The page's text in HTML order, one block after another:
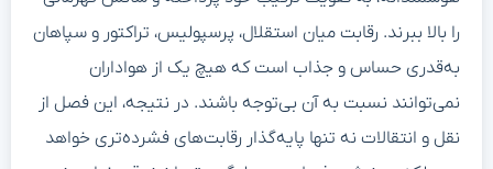
را بالا ببرند. رقابت میان استقلال، پرسپولیس، تراکتور و سپاهان
به‌قدری حساس و جذاب است که هیچ یک از هواداران
نمی‌توانند نسبت به آن بی‌توجه باشند. در نتیجه، این فصل از
نقل و انتقالات نه تنها پایه‌گذار رقابت‌های فشرده‌تری خواهد